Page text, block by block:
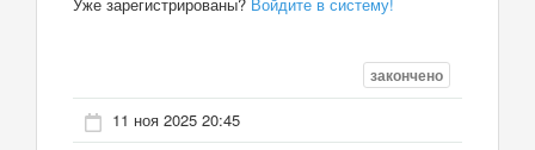
Уже зарегистрированы? Войдите в систему!
закончено
11 ноя 2025 20:45